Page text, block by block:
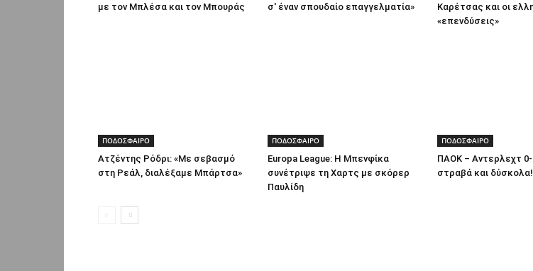
με τον Μπλέσα και τον Μπουράς
σ' έναν σπουδαίο επαγγελματία»
Καρέτσας και οι
«επενδύσεις»
ΠΟΔΟΣΦΑΙΡΟ
Ατζέντης Ρόδρι: «Με σεβασμό
στη Ρεάλ, διαλέξαμε Μπάρτσα»
ΠΟΔΟΣΦΑΙΡΟ
Europa League: Η Μπενφίκα
συνέτριψε τη Χαρτς με σκόρερ
Παυλίδη
ΠΟΔΟΣΦΑΙΡΟ
ΠΑΟΚ – Αντερλεχτ
στραβά και δύσκολα!